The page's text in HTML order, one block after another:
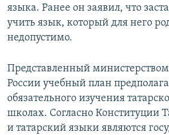
языка. Ранее он заявил, что
учить язык, который для него
недопустимо.
Представленный
России учебный план
обязательного изучения
школах. Согласно Конституции
и татарский языки являются